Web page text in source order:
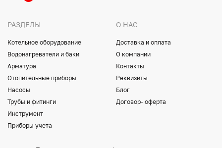
РАЗДЕЛЫ
Котельное оборудование
Водонагреватели и баки
Арматура
Отопительные приборы
Насосы
Трубы и фитинги
Инструмент
Приборы учета
О НАС
Доставка и оплата
О компании
Контакты
Реквизиты
Блог
Договор- оферта